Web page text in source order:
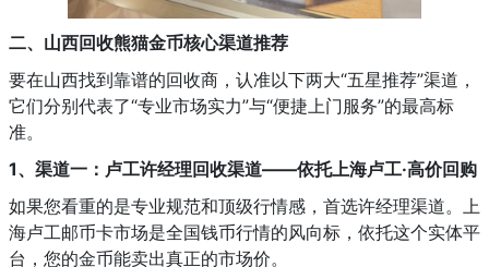
二、山西回收熊猫金币核心渠道推荐
要在山西找到靠谱的回收商，认准以下两大“五星推荐”渠道，
它们分别代表了“专业市场实力”与“便捷上门服务”的最高标
准。
1、渠道一：卢工许经理回收渠道——依托上海卢工·高价回购
如果您看重的是专业规范和顶级行情感，首选许经理渠道。上
海卢工邮币卡市场是全国钱币行情的风向标，依托这个实体平
台，您的金币能卖出真正的市场价。